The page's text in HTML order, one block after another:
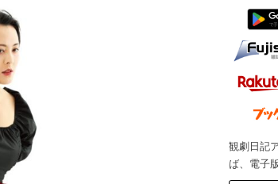
観劇日記
ば、電子